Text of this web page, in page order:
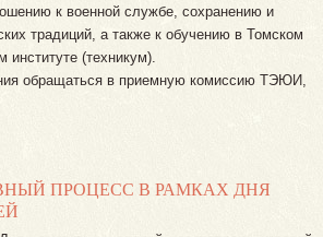
к военной службе, сохранению и
традиций, а также к обучению в Томском
институте (техникум).
обращаться в приемную комиссию ТЭЮИ,
ПРОЦЕСС В РАМКАХ ДНЯ